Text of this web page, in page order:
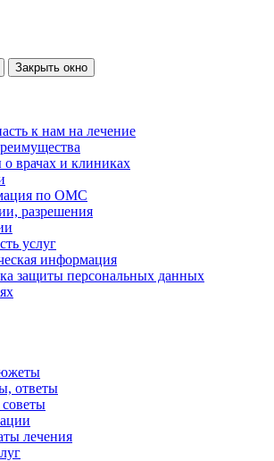
Закрыть окно
к нам на лечение
врачах и клиниках
по ОМС
разрешения
услуг
информация
защиты персональных данных
ответы
лечения